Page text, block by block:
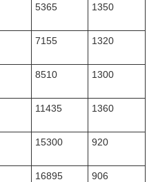
5365 1350
7155 1320
8510 1300
11435 1360
15300 920
16895 906